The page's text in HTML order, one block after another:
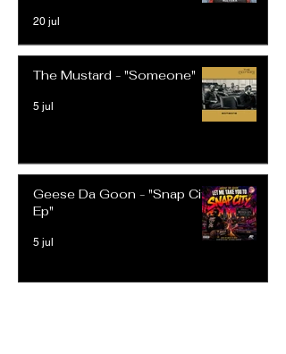
20 jul
The Mustard - "Someone"
5 jul
Geese Da Goon - "Snap City
Ep"
5 jul